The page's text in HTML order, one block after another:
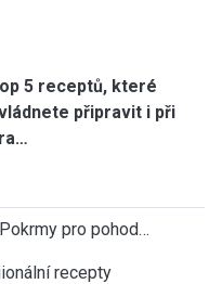
5 receptů, které
připravit i při
pro pohod…
recepty